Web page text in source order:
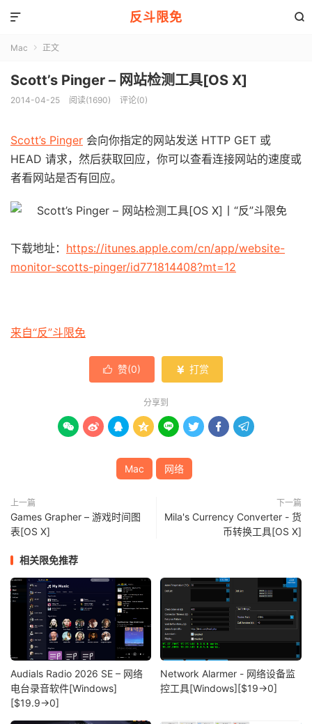
反斗限免 

Mac  正文
Scott’s Pinger – 网站检测工具[OS X]
2014-04-25 阅读(1690) 评论(0)
Scott’s Pinger 会向你指定的网站发送 HTTP GET 或
HEAD 请求，然后获取回应，你可以查看连接网站的速度或
者看网站是否有回应。
下载地址： https://itunes.apple.com/cn/app/website-
monitor-scotts-pinger/id771814408?mt=12
来自“反”斗限免
 赞(0)  打赏
分享到
       
Mac 网络
上一篇
Games Grapher – 游戏时间图
表[OS X]
下一篇
Mila's Currency Converter - 货
币转换工具[OS X]
相关限免推荐
Audials Radio 2026 SE – 网络
电台录音软件[Windows]
[$19.9→0]
Network Alarmer - 网络设备监
控工具[Windows][$19→0]